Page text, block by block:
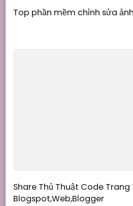
Top phần mềm chỉnh sửa
Share Thủ Thuật Code Trang
Blogspot,Web,Blogger